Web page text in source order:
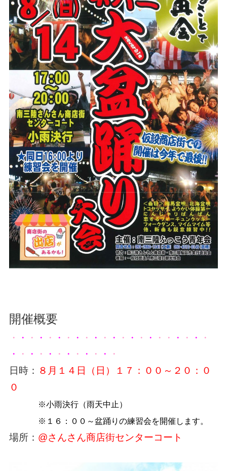
開催概要
・ ・ ・ ・ ・ ・ ・ ・ ・ ・ ・ ・ ・ ・ ・ ・ ・・ ・ ・ ・
・
・
・ ・ ・ ・ ・ ・ ・ ・ ・ ・ ・
日時： ８月１４日（日）１７：００～２０：０
０
※小雨決行（雨天中止）
※１６：００～盆踊りの練習会を開催します。
場所： @さんさん商店街センターコート